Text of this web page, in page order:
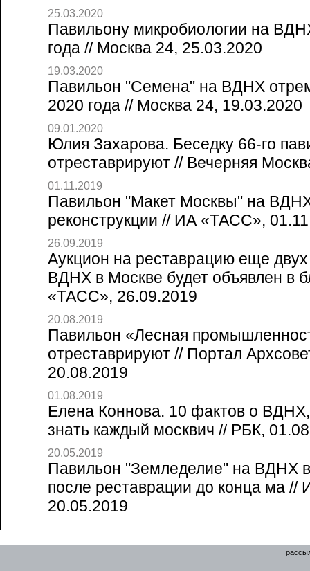
25.03.2020
Павильону микробиологии на
года // Москва 24, 25.03.2020
19.03.2020
Павильон "Семена" на ВДНХ
2020 года // Москва 24, 19.03.2020
09.01.2020
Юлия Захарова. Беседку 66-го
отреставрируют // Вечерняя
01.11.2019
Павильон "Макет Москвы" на
реконструкции // ИА «ТАСС»,
26.09.2019
Аукцион на реставрацию еще
ВДНХ в Москве будет объявлен в
«ТАСС», 26.09.2019
20.08.2019
Павильон «Лесная
отреставрируют // Портал
20.08.2019
01.08.2019
Елена Коннова. 10 фактов о
знать каждый москвич // РБК,
20.05.2019
Павильон "Земледелие" на ВДНХ
после реставрации до конца ма
20.05.2019